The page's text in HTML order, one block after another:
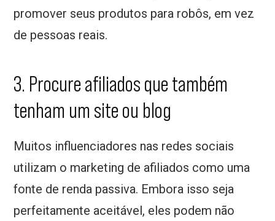
promover seus produtos para robôs, em vez
de pessoas reais.
3. Procure afiliados que também
tenham um site ou blog
Muitos influenciadores nas redes sociais
utilizam o marketing de afiliados como uma
fonte de renda passiva. Embora isso seja
perfeitamente aceitável, eles podem não